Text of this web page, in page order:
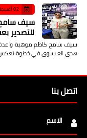
02 أغسطس 2026
سيف سامح
للتصدير
سيف سامح كاظم موهبة واعدة
هدى العيسوى في خطوة تعكس
اتصل بنا
الاسم